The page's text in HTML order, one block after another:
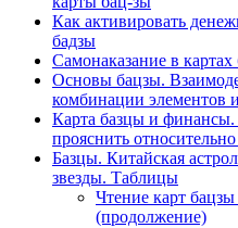
Как активировать
бадзы
Самонаказание в картах
Основы бацзы.
комбинации элементов
Карта базцы и
прояснить
Базцы. Китайская
звезды. Таблицы
Чтение карт
(продолжение)